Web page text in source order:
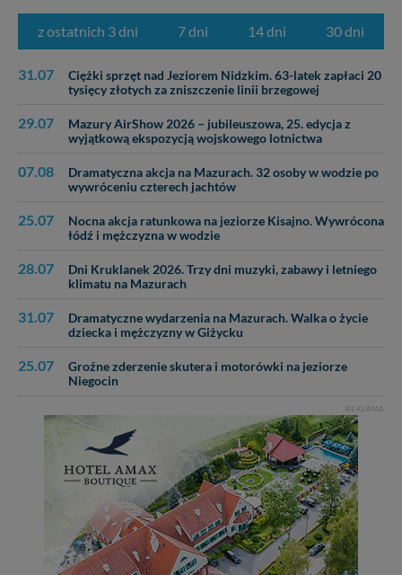
z ostatnich 3 dni 7 dni 14 dni 30 dni
31.07
Ciężki sprzęt nad Jeziorem Nidzkim. 63-latek zapłaci 20
tysięcy złotych za zniszczenie linii brzegowej
29.07
Mazury AirShow 2026 – jubileuszowa, 25. edycja z
wyjątkową ekspozycją wojskowego lotnictwa
07.08
Dramatyczna akcja na Mazurach. 32 osoby w wodzie po
wywróceniu czterech jachtów
25.07
Nocna akcja ratunkowa na jeziorze Kisajno. Wywrócona
łódź i mężczyzna w wodzie
28.07
Dni Kruklanek 2026. Trzy dni muzyki, zabawy i letniego
klimatu na Mazurach
31.07
Dramatyczne wydarzenia na Mazurach. Walka o życie
dziecka i mężczyzny w Giżycku
25.07
Groźne zderzenie skutera i motorówki na jeziorze
Niegocin
REKLAMA